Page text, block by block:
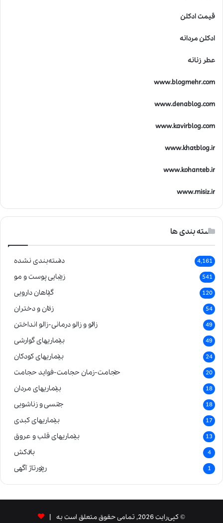
قیمت ادکلن
ادکلن مردانه
عطر زنانه
www.blogmehr.com
www.denablog.com
www.kavirblog.com
www.khatblog.ir
www.kohanteb.ir
www.misiz.ir
دسته بندی ها
دسته‌بندی نشده 4,161
زیبایی پوست و مو 541
گیاهان دارویی 120
زنان و دختران 54
زالو و زالو درمانی-زالو انداختن 49
بیماریهای گوارشی 49
بیماریهای کودکان 24
حجامت-زمان حجامت-فواید حجامت 20
بیماریهای مردان 18
جنسی و زناشویی 18
بیماریهای کبدی 17
بیماریهای قلب و عروق 13
بادکش 4
رپورتاژ آگهی 1
© کپی‌رایت 2026, تمامی حقوق متعلق است به |